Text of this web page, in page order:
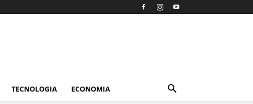
TECNOLOGIA ECONOMIA